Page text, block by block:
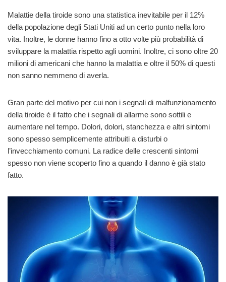
Malattie della tiroide sono una statistica inevitabile per il 12%
della popolazione degli Stati Uniti ad un certo punto nella loro
vita. Inoltre, le donne hanno fino a otto volte più probabilità di
sviluppare la malattia rispetto agli uomini. Inoltre, ci sono oltre 20
milioni di americani che hanno la malattia e oltre il 50% di questi
non sanno nemmeno di averla.
Gran parte del motivo per cui non i segnali di malfunzionamento
della tiroide è il fatto che i segnali di allarme sono sottili e
aumentare nel tempo. Dolori, dolori, stanchezza e altri sintomi
sono spesso semplicemente attribuiti a disturbi o
l’invecchiamento comuni. La radice delle crescenti sintomi
spesso non viene scoperto fino a quando il danno è già stato
fatto.